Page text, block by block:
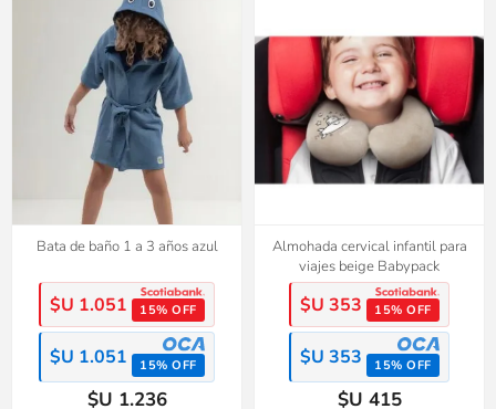
Bata de baño 1 a 3 años azul
$U 1.051 15% OFF
$U 1.051 15% OFF
$U 1.236
Almohada cervical infantil para
viajes beige Babypack
$U 353 15% OFF
$U 353 15% OFF
$U 415